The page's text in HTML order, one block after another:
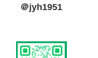
＠jyh1951